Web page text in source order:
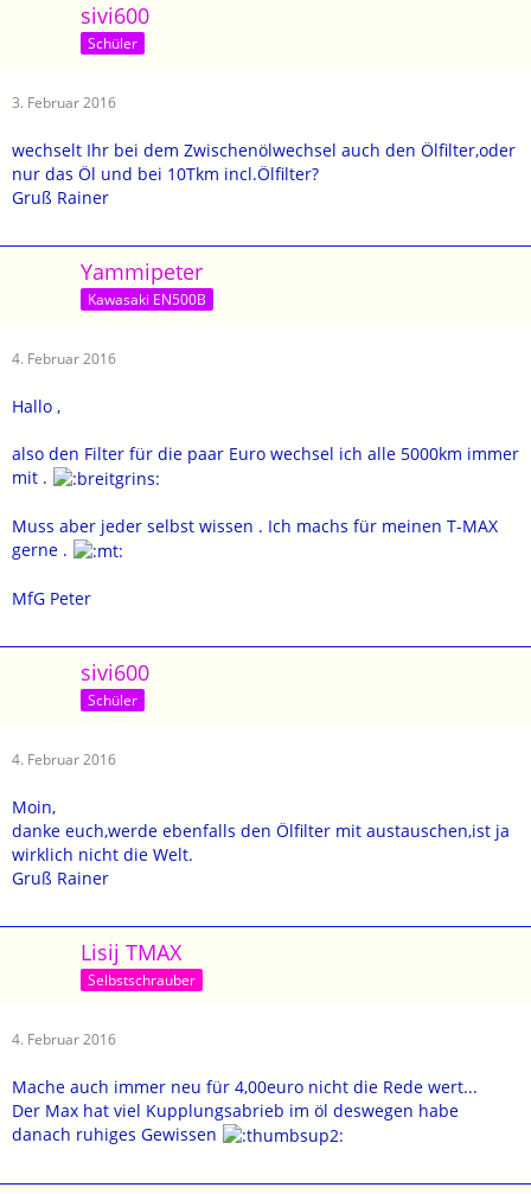
sivi600
Schüler
3. Februar 2016
wechselt Ihr bei dem Zwischenölwechsel auch den Ölfilter,oder
nur das Öl und bei 10Tkm incl.Ölfilter?
Gruß Rainer
Yammipeter
Kawasaki EN500B
4. Februar 2016
Hallo ,
also den Filter für die paar Euro wechsel ich alle 5000km immer
mit .
Muss aber jeder selbst wissen . Ich machs für meinen T-MAX
gerne .
MfG Peter
sivi600
Schüler
4. Februar 2016
Moin,
danke euch,werde ebenfalls den Ölfilter mit austauschen,ist ja
wirklich nicht die Welt.
Gruß Rainer
Lisij TMAX
Selbstschrauber
4. Februar 2016
Mache auch immer neu für 4,00euro nicht die Rede wert...
Der Max hat viel Kupplungsabrieb im öl deswegen habe
danach ruhiges Gewissen